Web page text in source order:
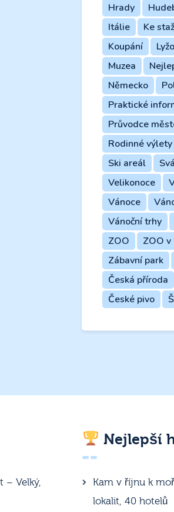
Hrady
Itálie
Ke
Koupání
Muzea
Německo
Praktické
Průvodce
Rodinné výlety
Ski areál
Velikonoce
Vánoce
Vánoční trhy
ZOO
ZOO
Zábavní park
Česká příroda
České pivo
– Velký,
Nejlepší
Kam v říjnu k
lokalit, 40 hotelů